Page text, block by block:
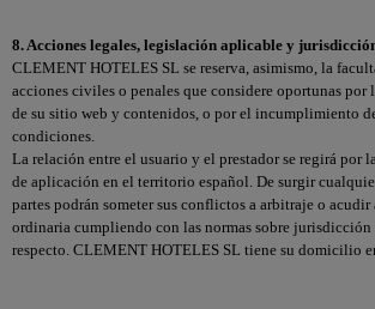
8. Acciones legales, legislación aplicable y
CLEMENT HOTELES SL se reserva, asimismo, la
acciones civiles o penales que considere oportunas
de su sitio web y contenidos, o por el incumplimiento
condiciones.
La relación entre el usuario y el prestador se regirá por
de aplicación en el territorio español. De surgir
partes podrán someter sus conflictos a arbitraje o
ordinaria cumpliendo con las normas sobre jurisdicción
respecto. CLEMENT HOTELES SL tiene su domicilio